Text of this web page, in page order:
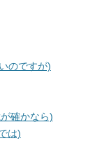
のですが)
確かなら)
は)